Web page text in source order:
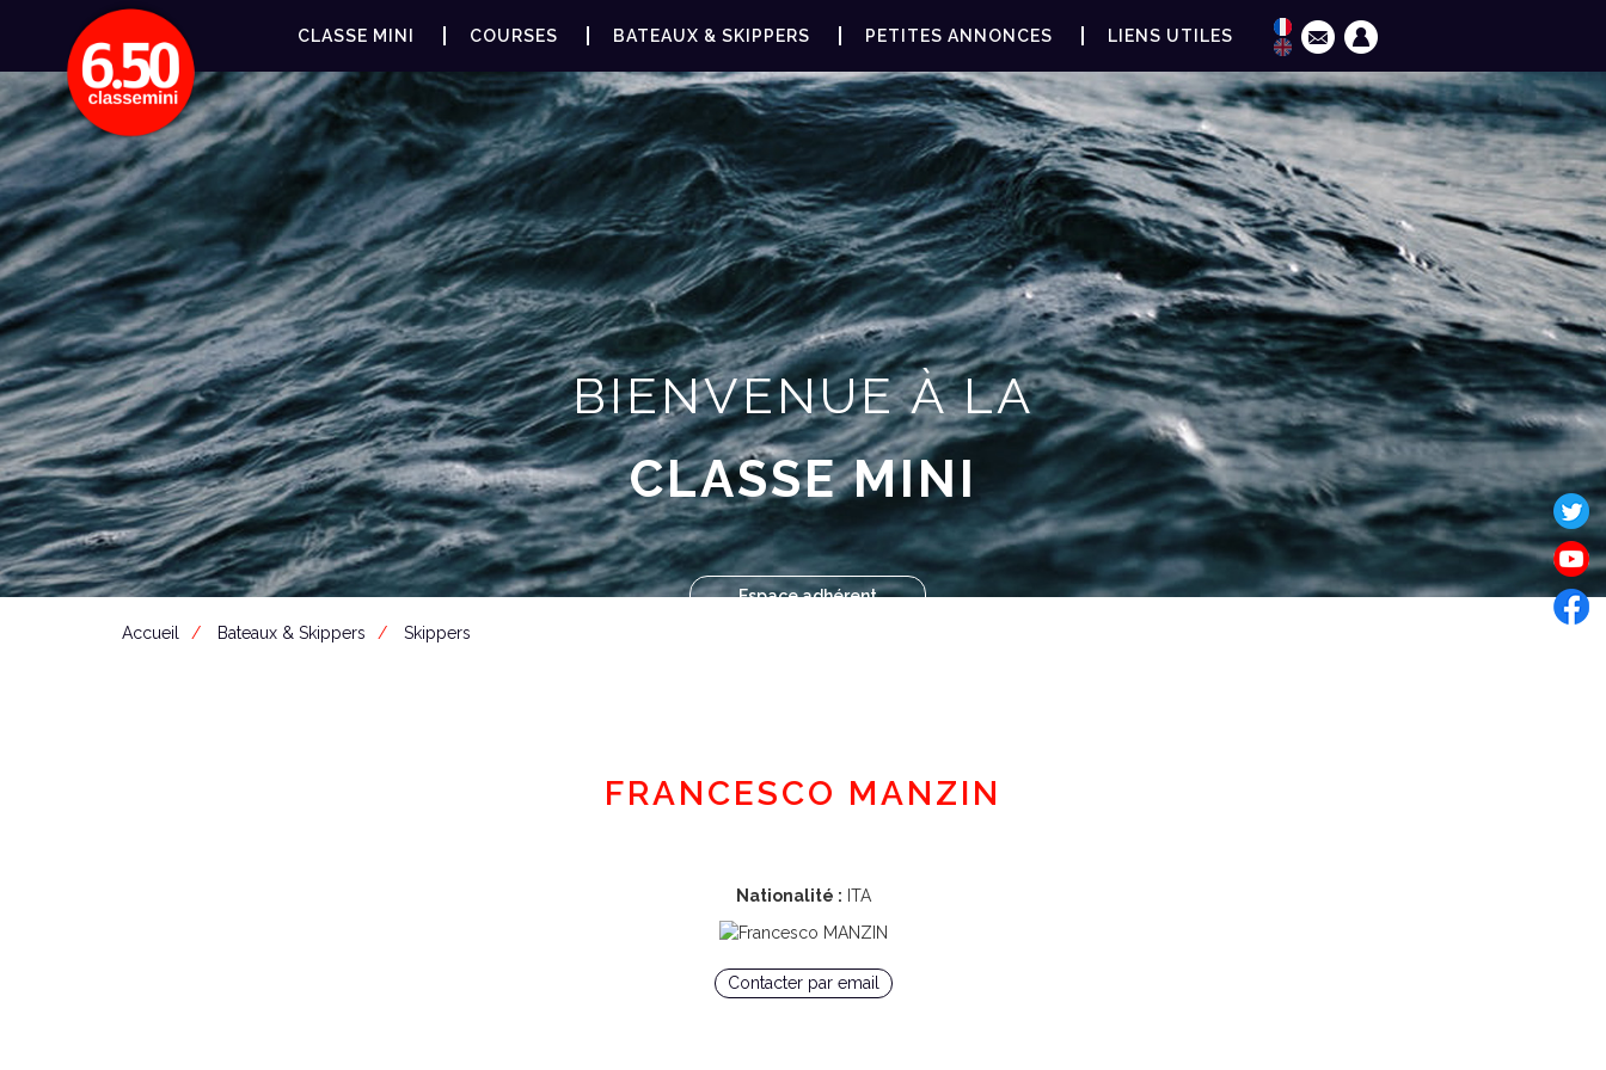
CLASSE MINI COURSES BATEAUX & SKIPPERS PETITES ANNONCES LIENS UTILES
BIENVENUE À LA
CLASSE MINI
Espace adhérent
Accueil
Bateaux & Skippers Skippers
FRANCESCO MANZIN
Nationalité : ITA
Contacter par email